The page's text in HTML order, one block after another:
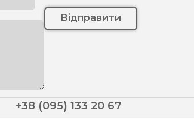
Відправити
+38 (095) 133 20 67